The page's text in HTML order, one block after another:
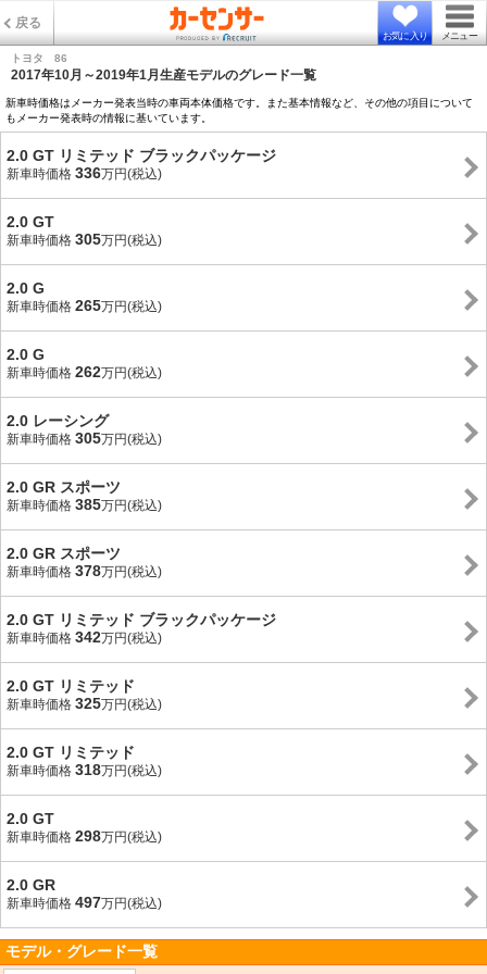
戻る
お気に入り メニュー
トヨタ 86
2017年10月～2019年1月生産モデルのグレード一覧
新車時価格はメーカー発表当時の車両本体価格です。また基本情報など、その他の項目について
もメーカー発表時の情報に基いています。
2.0 GT リミテッド ブラックパッケージ
新車時価格 336万円(税込)
2.0 GT
新車時価格 305万円(税込)
2.0 G
新車時価格 265万円(税込)
2.0 G
新車時価格 262万円(税込)
2.0 レーシング
新車時価格 305万円(税込)
2.0 GR スポーツ
新車時価格 385万円(税込)
2.0 GR スポーツ
新車時価格 378万円(税込)
2.0 GT リミテッド ブラックパッケージ
新車時価格 342万円(税込)
2.0 GT リミテッド
新車時価格 325万円(税込)
2.0 GT リミテッド
新車時価格 318万円(税込)
2.0 GT
新車時価格 298万円(税込)
2.0 GR
新車時価格 497万円(税込)
モデル・グレード一覧